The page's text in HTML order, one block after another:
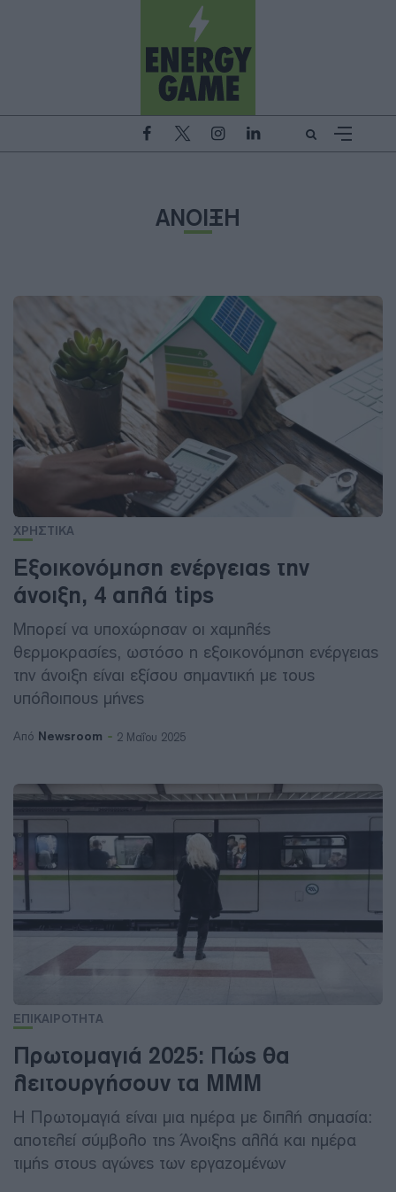
ΑΝΟΙΞΗ
ΧΡΗΣΤΙΚΑ
Εξοικονόμηση ενέργειας την
άνοιξη, 4 απλά tips
Μπορεί να υποχώρησαν οι χαμηλές
θερμοκρασίες, ωστόσο η εξοικονόμηση ενέργειας
την άνοιξη είναι εξίσου σημαντική με τους
υπόλοιπους μήνες
Από Newsroom 2 Μαΐου 2025
ΕΠΙΚΑΙΡΟΤΗΤΑ
Πρωτομαγιά 2025: Πώς θα
λειτουργήσουν τα ΜΜΜ
Η Πρωτομαγιά είναι μια ημέρα με διπλή σημασία:
αποτελεί σύμβολο της Άνοιξης αλλά και ημέρα
τιμής στους αγώνες των εργαζομένων